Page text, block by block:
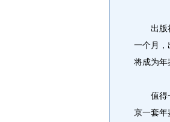
出版社
一个月，
将成为年
值得一
京一套年